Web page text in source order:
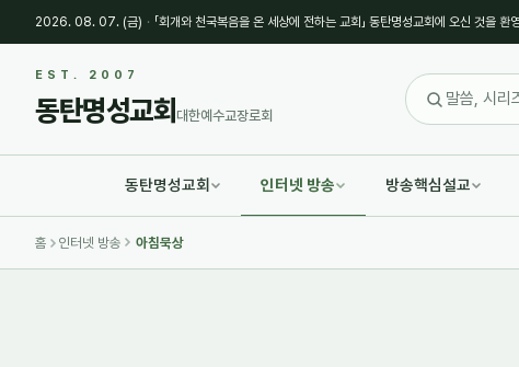
2026. 08. 07. (금) · 「회개와 천국복음을 온 세상에 전하는 교회」 동탄명성교회에 오신 것을 환
EST. 2007
동탄명성교회 대한예수교장로회
동탄명성교회 인터넷 방송 방송핵심설교
홈 인터넷 방송 아침묵상
Sketchbook5, 스케치북5
Sketchbook5, 스케치북5
Sketchbook5, 스케치북5
Sketchbook5, 스케치북5